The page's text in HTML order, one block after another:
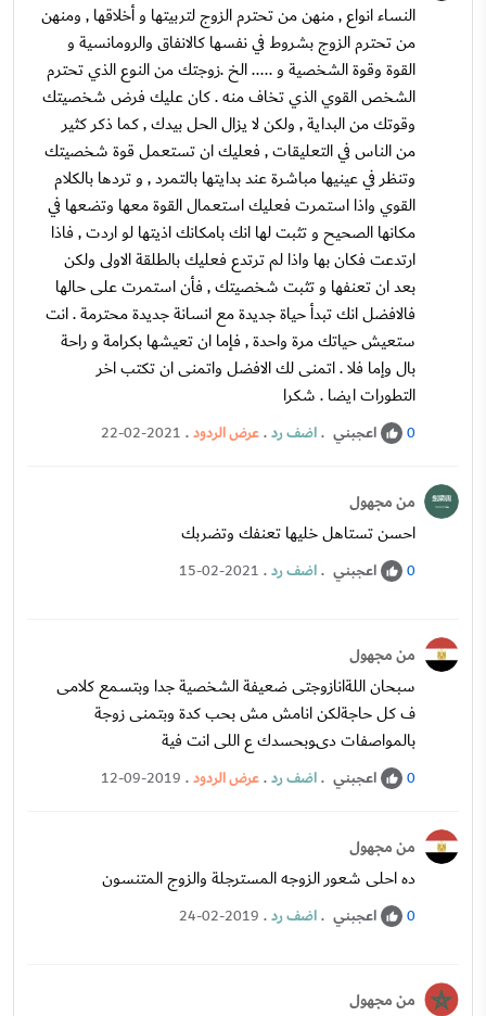
النساء انواع , منهن من تحترم الزوج لتربيتها و أخلاقها , ومنهن
من تحترم الزوج بشروط في نفسها كالانفاق والرومانسية و
القوة وقوة الشخصية و ..... الخ .زوجتك من النوع الذي تحترم
الشخص القوي الذي تخاف منه . كان عليك فرض شخصيتك
وقوتك من البداية , ولكن لا يزال الحل بيدك , كما ذكر كثير
من الناس في التعليقات , فعليك ان تستعمل قوة شخصيتك
وتنظر في عينيها مباشرة عند بدايتها بالتمرد , و تردها بالكلام
القوي واذا استمرت فعليك استعمال القوة معها وتضعها في
مكانها الصحيح و تثبت لها انك بامكانك اذيتها لو اردت , فاذا
ارتدعت فكان بها واذا لم ترتدع فعليك بالطلقة الاولى ولكن
بعد ان تعنفها و تثبت شخصيتك , فأن استمرت على حالها
فالافضل انك تبدأ حياة جديدة مع انسانة جديدة محترمة . انت
ستعيش حياتك مرة واحدة , فإما ان تعيشها بكرامة و راحة
بال وإما فلا . اتمنى لك الافضل واتمنى ان تكتب اخر
التطورات ايضا . شكرا
0 اعجبني .اضف رد.عرض الردود.
22-02-2021
من مجهول
احسن تستاهل خليها تعنفك وتضربك
0 اعجبني .اضف رد.
15-02-2021
من مجهول
سبحان اللةانازوجتى ضعيفة الشخصية جدا وبتسمع كلامى
ف كل حاجةلكن انامش مش بحب كدة وبتمنى زوجة
بالمواصفات دىوبحسدك ع اللى انت فية
0 اعجبني .اضف رد.عرض الردود.
12-09-2019
من مجهول
ده احلى شعور الزوجه المسترجلة والزوج المتنسون
0 اعجبني .اضف رد.
24-02-2019
من مجهول